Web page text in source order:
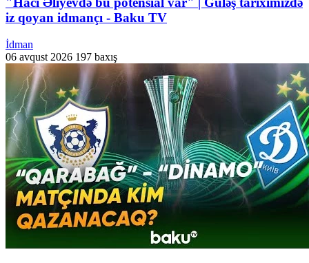
iz qoyan idmançı - Baku TV
İdman
06 avqust 2026 197 baxış